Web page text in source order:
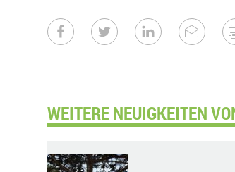
WEITERE NEUIGKEITEN